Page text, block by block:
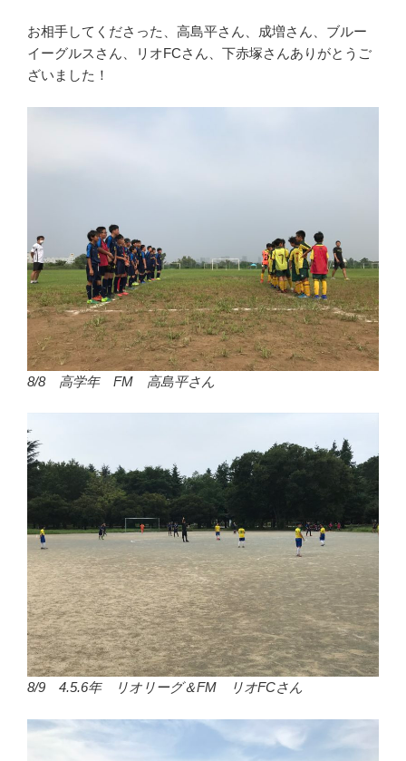
お相手してくださった、高島平さん、成増さん、ブルー
イーグルスさん、リオFCさん、下赤塚さんありがとうご
ざいました！
8/8 高学年 FM 高島平さん
8/9 4.5.6年 リオリーグ＆FM リオFCさん